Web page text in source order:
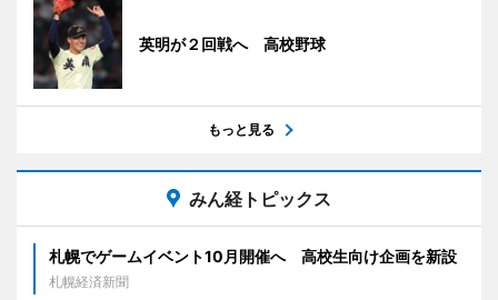
英明が２回戦へ 高校野球
もっと見る
みん経トピックス
札幌でゲームイベント10月開催へ 高校生向け企画を新設
札幌経済新聞